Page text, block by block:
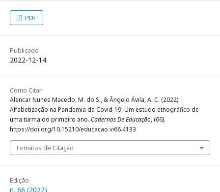
PDF
Publicado
2022-12-14
Como Citar
Alencar Nunes Macedo, M. do S., & Ângelo Ávila, A. C. (2022).
Alfabetização na Pandemia da Covid-19: Um estudo etnográfico de
uma turma do primeiro ano. Cadernos De Educação, (66).
https://doi.org/10.15210/educacao.vi66.4133
Fomatos de Citação
Edição
n. 66 (2022)